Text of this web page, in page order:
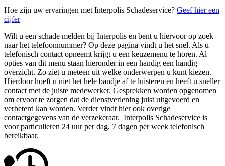
Hoe zijn uw ervaringen met Interpolis Schadeservice? Geef hier een
cijfer
Wilt u een schade melden bij Interpolis en bent u hiervoor op zoek
naar het telefoonnummer? Op deze pagina vindt u het snel. Als u
telefonisch contact opneemt krijgt u een keuzemenu te horen. Al
opties van dit menu staan hieronder in een handig een handig
overzicht. Zo ziet u meteen uit welke onderwerpen u kunt kiezen.
Hierdoor hoeft u niet het hele bandje af te luisteren en heeft u sneller
contact met de juiste medewerker. Gesprekken worden opgenomen
om ervoor te zorgen dat de dienstverlening juist uitgevoerd en
verbeterd kan worden. Verder vindt hier ook overige
contactgegevens van de verzekeraar. Interpolis Schadeservice is
voor particulieren 24 uur per dag, 7 dagen per week telefonisch
bereikbaar.